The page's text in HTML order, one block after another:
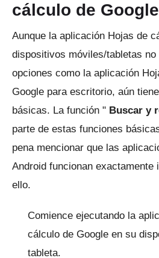
cálculo de Google
Aunque la aplicación Hojas de
dispositivos móviles/tabletas no
opciones como la aplicación
Google para escritorio, aún
básicas. La función " Buscar y
parte de estas funciones
pena mencionar que las
Android funcionan exactamente
ello.
Comience ejecutando la
cálculo de Google en su
tableta.